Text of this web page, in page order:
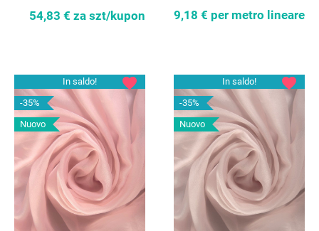
54,83 € za szt/kupon
9,18 € per metro lineare
In saldo!
-35%
Nuovo
favorite
In saldo!
-35%
Nuovo
favorite